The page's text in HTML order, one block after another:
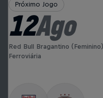
Próximo Jogo
12Ago
Red Bull Bragantino (Feminino)
Ferroviária